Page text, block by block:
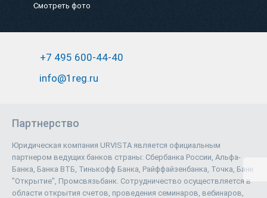
Смотреть фото
+7 495 600-44-40
info@1reg.ru
Партнерство
Юридическая компания URVISTA является официальным
партнером ведущих банков страны: Сбербанка России, Альфа-
Банка, Банка ВТБ, Тинькофф Банка, Райффайзенбанка, Точка, Банк
"Открытие", Промсвязьбанк. Сотрудничество осуществляется в
области открытия счетов, проведения семинаров, вебинаров,